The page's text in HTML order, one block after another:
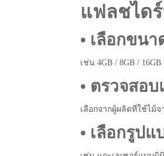
แฟลชได
• เลือกขน
เช่น 4GB / 8GB /
• ตรวจสอ
เลือกจากผู้ผลิตที่ใช้ไม้จ
• เลือกรูป